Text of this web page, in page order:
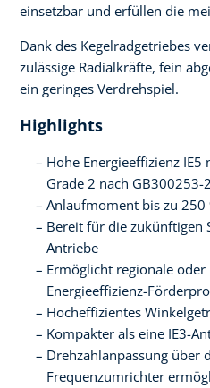
einsetzbar und erfüllen die
Dank des Kegelradgetriebes
zulässige Radialkräfte, fein
ein geringes Verdrehspiel.
Highlights
Hohe Energieeffizienz IE5
Grade 2 nach GB300253-
Anlaufmoment bis zu 250
Bereit für die zukünftigen
Antriebe
Ermöglicht regionale
Energieeffizienz-
Hocheffizientes
Kompakter als eine IE3-
Drehzahlanpassung über
Frequenzumrichter